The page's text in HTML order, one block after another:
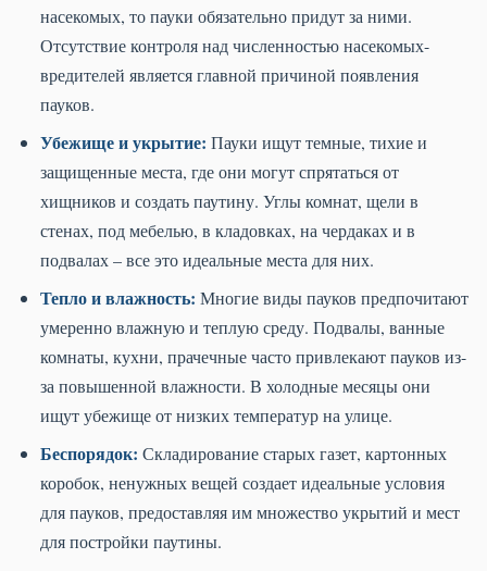
насекомых, то пауки обязательно придут за ними.
Отсутствие контроля над численностью насекомых-
вредителей является главной причиной появления
пауков.
Убежище и укрытие: Пауки ищут темные, тихие и
защищенные места, где они могут спрятаться от
хищников и создать паутину. Углы комнат, щели в
стенах, под мебелью, в кладовках, на чердаках и в
подвалах – все это идеальные места для них.
Тепло и влажность: Многие виды пауков предпочитают
умеренно влажную и теплую среду. Подвалы, ванные
комнаты, кухни, прачечные часто привлекают пауков из-
за повышенной влажности. В холодные месяцы они
ищут убежище от низких температур на улице.
Беспорядок: Складирование старых газет, картонных
коробок, ненужных вещей создает идеальные условия
для пауков, предоставляя им множество укрытий и мест
для постройки паутины.